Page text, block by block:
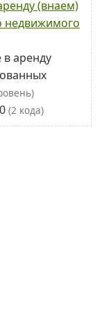
(внаем)
недвижимого
в аренду
(2 кода)